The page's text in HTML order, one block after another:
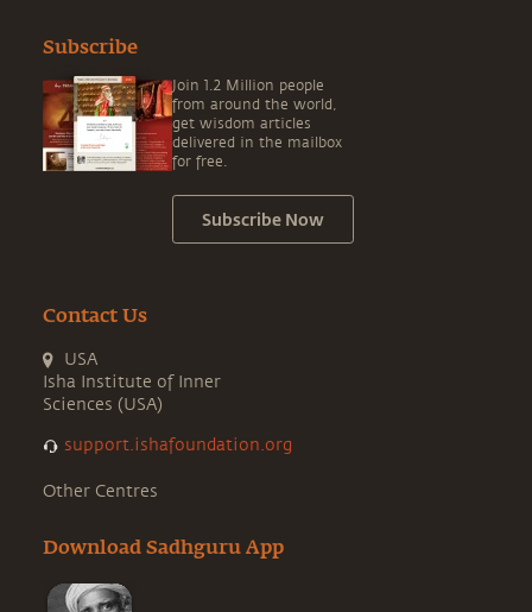
Subscribe
Join 1.2 Million people
from around the world,
get wisdom articles
delivered in the mailbox
for free.
Subscribe Now
Contact Us
USA
Isha Institute of Inner
Sciences (USA)
support.ishafoundation.org
Other Centres
Download Sadhguru App